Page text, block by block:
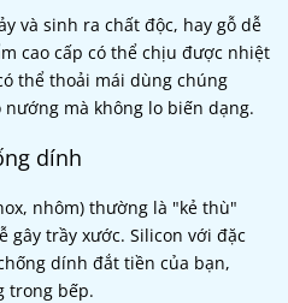
và sinh ra chất độc, hay gỗ dễ
cao cấp có thể chịu được nhiệt
thể thoải mái dùng chúng
mà không lo biến dạng.
dính
nhôm) thường là "kẻ thù"
gây trầy xước. Silicon với đặc
dính đắt tiền của bạn,
trong bếp.